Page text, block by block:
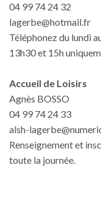
04 99 74 24 32
lagerbe@hotmail.fr
Téléphonez du lundi
13h30 et 15h
Accueil de Loisirs
Agnès BOSSO
04 99 74 24 33
alsh-
Renseignement et
toute la journée.